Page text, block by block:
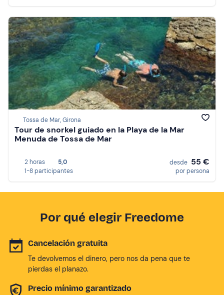
Tossa de Mar, Girona
Tour de snorkel guiado en la Playa de la Mar
Menuda de Tossa de Mar
2 horas
5,0
1-8 participantes
desde 55 €
por persona
Por qué elegir Freedome
Cancelación gratuita
Te devolvemos el dinero, pero nos da pena que te
pierdas el planazo.
Precio mínimo garantizado